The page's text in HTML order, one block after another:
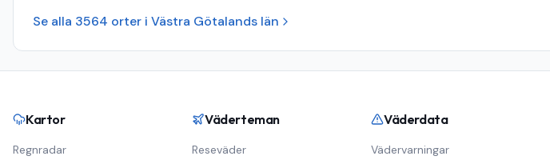
Se alla 3564 orter i Västra Götalands län
Kartor
Regnradar
Väderteman
Reseväder
Väderdata
Vädervarningar